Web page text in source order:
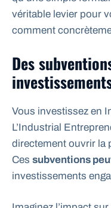
véritable levier pour
comment
Des
Vous investissez en
L’Industrial
directement ouvrir la
Ces subventions
investissements